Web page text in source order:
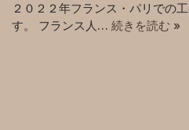
２０２２年フランス・パリでの
す。 フランス人… 続きを読む »